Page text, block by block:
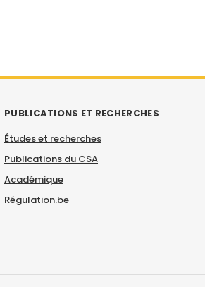
PUBLICATIONS ET RECHERCHES
Études et recherches
Publications du CSA
Académique
Régulation.be